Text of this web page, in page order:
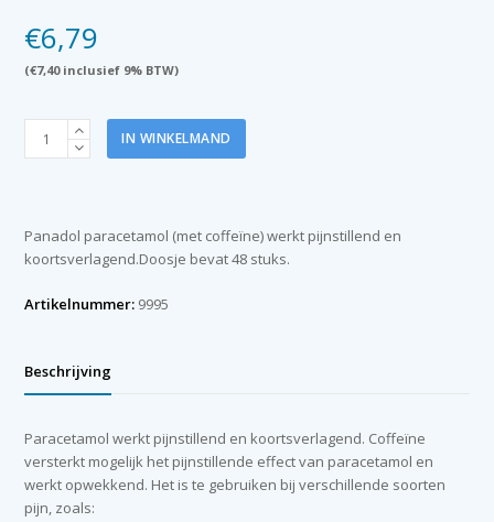
€6,79
(€7,40inclusief 9% BTW)
Panadol
Plus
IN WINKELMAND
Panadol paracetamol (met coffeïne) werkt pijnstillend en
koortsverlagend.Doosje bevat 48 stuks.
Artikelnummer: 9995
Beschrijving
Paracetamol werkt pijnstillend en koortsverlagend. Coffeïne
versterkt mogelijk het pijnstillende effect van paracetamol en
werkt opwekkend. Het is te gebruiken bij verschillende soorten
pijn, zoals: